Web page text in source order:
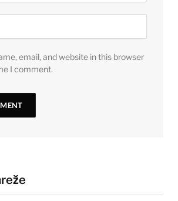
email, and website in this browser
I comment.